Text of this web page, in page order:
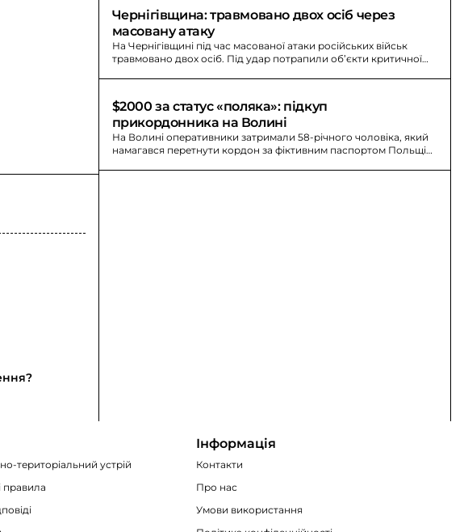
Чернігівщина: травмовано двох осіб через
масовану атаку
На Чернігівщині під час масованої атаки російських військ
травмовано двох осіб. Під удар потрапили об’єкти критичної
$2000 за статус «поляка»: підкуп
прикордонника на Волині
На Волині оперативники затримали 58-річного чоловіка, який
намагався перетнути кордон за фіктивним паспортом Польщі
територіальний устрій
правила
Інформація
Контакти
Про нас
Умови використання